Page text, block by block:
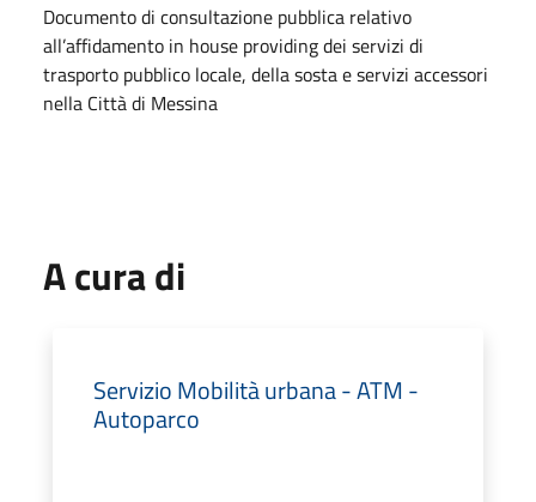
Documento di consultazione pubblica relativo
all’affidamento in house providing dei servizi di
trasporto pubblico locale, della sosta e servizi accessori
nella Città di Messina
A cura di
Servizio Mobilità urbana - ATM -
Autoparco